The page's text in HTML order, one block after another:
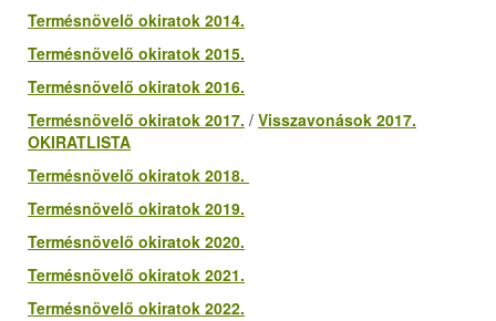
Termésnövelő okiratok 2014.
Termésnövelő okiratok 2015.
Termésnövelő okiratok 2016.
Termésnövelő okiratok 2017. / Visszavonások 2017.
OKIRATLISTA
Termésnövelő okiratok 2018.
Termésnövelő okiratok 2019.
Termésnövelő okiratok 2020.
Termésnövelő okiratok 2021.
Termésnövelő okiratok 2022.